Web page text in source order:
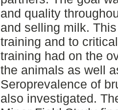
and quality
and selling milk.
training and to
training had on the
the animals as well
Seroprevalence of
also investigated.